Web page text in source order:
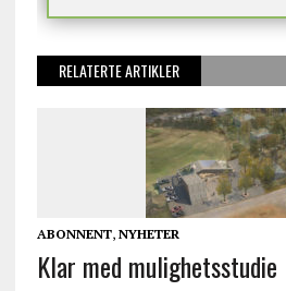
RELATERTE ARTIKLER
ABONNENT, NYHETER
Klar med mulighetsstudie